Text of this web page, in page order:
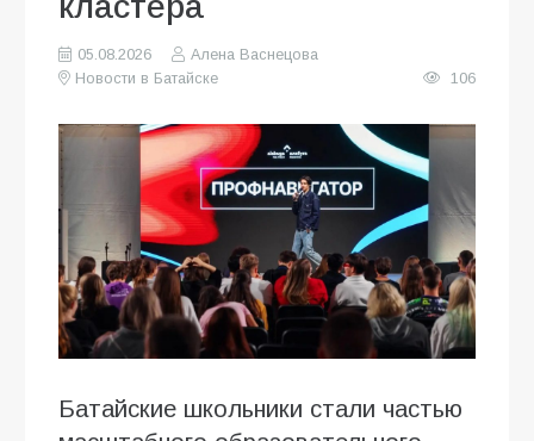
05.08.2026
Алена Васнецова
Новости в Батайске
106
Батайские школьники стали частью